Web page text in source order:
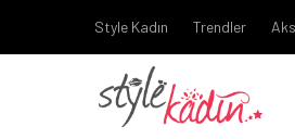
Style Kadın Trendler